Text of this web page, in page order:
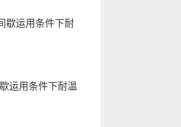
运用条件下耐
运用条件下耐温